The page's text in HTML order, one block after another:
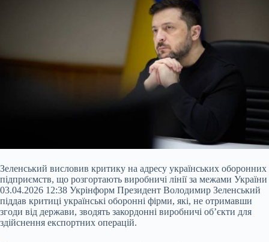
Зеленський висловив критику на адресу українських оборонних
підприємств, що розгортають виробничі лінії за межами України
03.04.2026 12:38 Укрінформ Президент Володимир Зеленський
піддав критиці українські оборонні фірми, які, не отримавши
згоди від держави, зводять закордонні виробничі об’єкти для
здійснення експортних операцій.